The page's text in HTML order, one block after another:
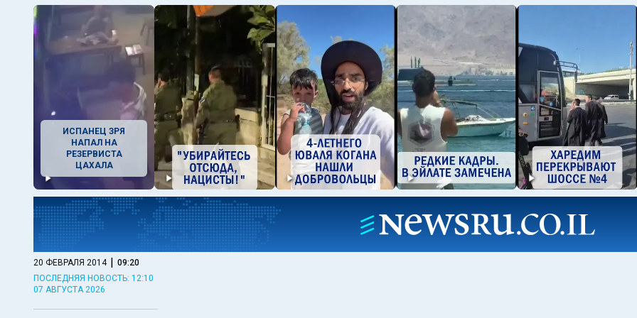
ИСПАНЕЦ ЗРЯ
НАПАЛ НА
РЕЗЕРВИСТА
ЦАХАЛА
20 ФЕВРАЛЯ 2014 | 09:20
ПОСЛЕДНЯЯ НОВОСТЬ: 12:10
07 АВГУСТА 2026